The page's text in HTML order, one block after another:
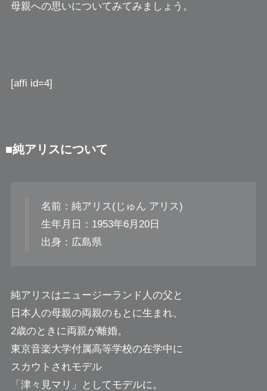
母親への思いについてみてみましょう。
[affi id=4]
■純アリスについて
名前：純アリス(じゅん アリス)
生年月日：1953年6月20日
出身：広島県
純アリスはニュージーランド人の父と
日本人の母親の両親のもとに生まれ、
2歳のときに両親が離婚。
東京音楽大学付属高等学校の在学中に
スカウトされモデル
「津々見マリ」としてモデルに。